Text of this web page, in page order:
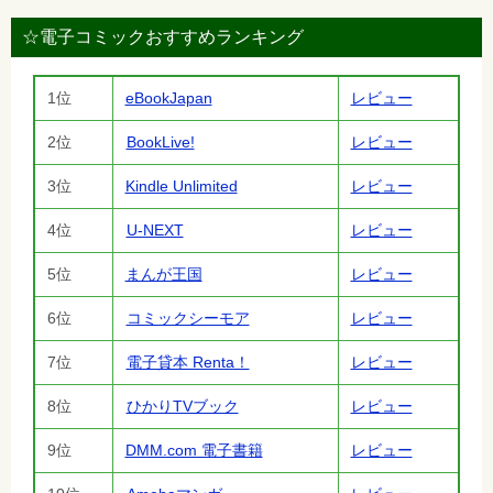
☆電子コミックおすすめランキング
1位 eBookJapan レビュー
2位 BookLive! レビュー
3位 Kindle Unlimited レビュー
4位 U-NEXT レビュー
5位 まんが王国 レビュー
6位 コミックシーモア レビュー
7位 電子貸本 Renta！ レビュー
8位 ひかりTVブック レビュー
9位 DMM.com 電子書籍 レビュー